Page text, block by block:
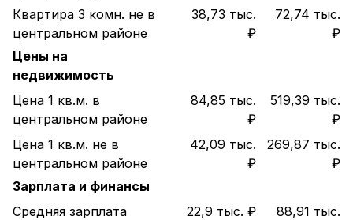
Квартира 3 комн. не в
центральном районе
38,73 тыс.
₽
72,74 тыс.
₽
Цены на
недвижимость
Цена 1 кв.м. в
центральном районе
84,85 тыс.
₽
519,39 тыс.
₽
Цена 1 кв.м. не в
центральном районе
42,09 тыс.
₽
269,87 тыс.
₽
Зарплата и финансы
Средняя зарплата
22,9 тыс. ₽
88,91 тыс.